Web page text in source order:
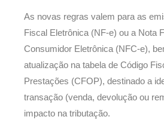
As novas regras valem para as
Fiscal Eletrônica (NF-e) ou a Nota
Consumidor Eletrônica (NFC-e),
atualização na tabela de Código
Prestações (CFOP), destinado a
transação (venda, devolução ou
impacto na tributação.